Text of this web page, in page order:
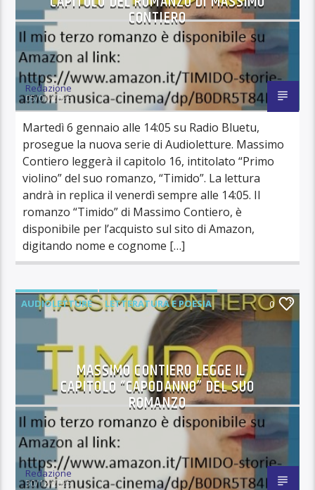
CONTIERO
Redazione
05/01/2026
Martedì 6 gennaio alle 14:05 su Radio Bluetu,
prosegue la nuova serie di Audioletture. Massimo
Contiero leggerà il capitolo 16, intitolato “Primo
violino” del suo romanzo, “Timido”. La lettura
andrà in replica il venerdì sempre alle 14:05. Il
romanzo “Timido” di Massimo Contiero, è
disponibile per l’acquisto sul sito di Amazon,
digitando nome e cognome […]
AUDIOLETTURE LETTERATURA E POESIA 0
MASSIMO CONTIERO LEGGE IL
CAPITOLO “CAPODANNO” DEL SUO
ROMANZO
Redazione
30/12/2025